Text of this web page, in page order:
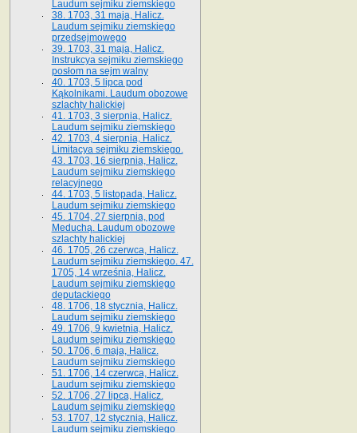
Laudum sejmiku ziemskiego
38. 1703, 31 maja, Halicz.
Laudum sejmiku ziemskiego
przedsejmowego
39. 1703, 31 maja, Halicz.
Instrukcya sejmiku ziemskiego
posłom na sejm walny
40. 1703, 5 lipca pod
Kąkolnikami. Laudum obozowe
szlachty halickiej
41­. 1703, 3 sierpnia, Halicz.
Laudum sejmiku ziemskiego
42. 1703, 4 sierpnia, Halicz.
Limitacya sejmiku ziemskiego.
43. 1703, 16 sierpnia, Halicz.
Laudum sejmiku ziemskiego
relacyjnego
44. 1703, 5 listopada, Halicz.
Laudum sejmiku ziemskiego
45. 1704, 27 sierpnia, pod
Meduchą. Laudum obozowe
szlachty halickiej
46. 1705, 26 czerwca, Halicz.
Laudum sejmiku ziemskiego. 47.
1705, 14 września, Halicz.
Laudum sejmiku ziemskiego
deputackiego
48. 1706, 18 stycznia, Halicz.
Laudum sejmiku ziemskiego
49. 1706, 9 kwietnia, Halicz.
Laudum sejmiku ziemskiego
50. 1706, 6 maja, Halicz.
Laudum sejmiku ziemskiego
51. 1706, 14 czerwca, Halicz.
Laudum sejmiku ziemskiego
52. 1706, 27 lipca, Halicz.
Laudum sejmiku ziemskiego
53. 1707, 12 stycznia, Halicz.
Laudum sejmiku ziemskiego